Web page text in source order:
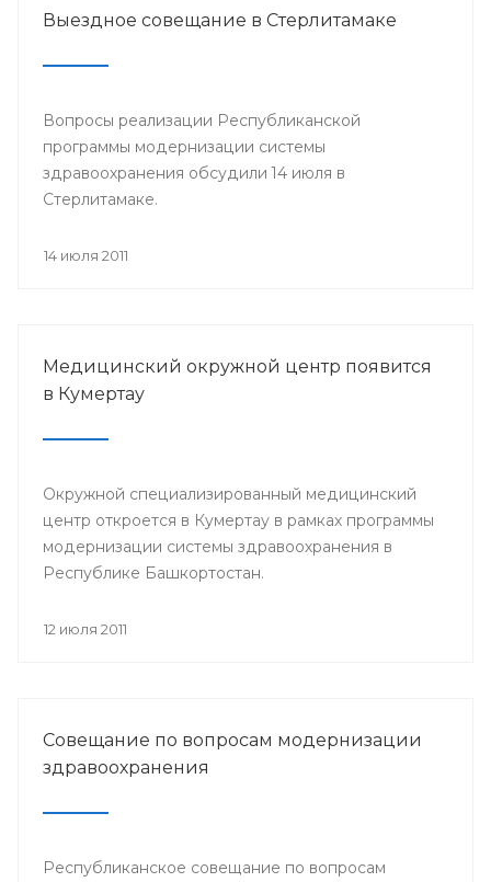
Выездное совещание в Стерлитамаке
Вопросы реализации Республиканской
программы модернизации системы
здравоохранения обсудили 14 июля в
Стерлитамаке.
14 июля 2011
Медицинский окружной центр появится
в Кумертау
Окружной специализированный медицинский
центр откроется в Кумертау в рамках программы
модернизации системы здравоохранения в
Республике Башкортостан.
12 июля 2011
Совещание по вопросам модернизации
здравоохранения
Республиканское совещание по вопросам